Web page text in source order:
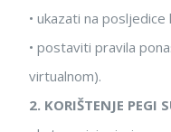
• ukazati na
• postaviti pravila
virtualnom).
2. KORIŠTENJE PEGI